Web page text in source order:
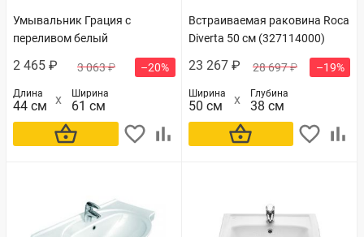
Умывальник Грация с
переливом белый
2 465 ₽ 3 063 ₽ –20%
Длина
44 см
Ширина
61 см
В корзину
Встраиваемая раковина Roca
Diverta 50 см (327114000)
23 267 ₽ 28 697 ₽ –19%
Ширина
50 см
Глубина
38 см
В корзину